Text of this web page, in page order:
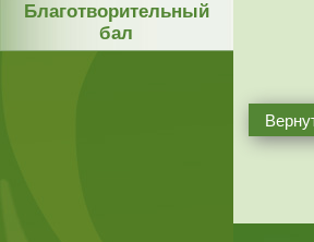
Благотворительный
бал